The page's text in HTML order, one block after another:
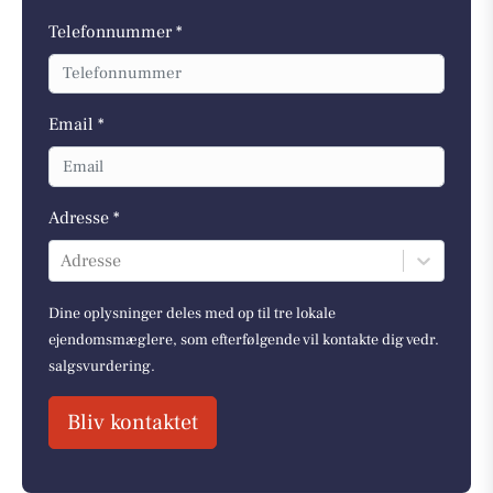
Telefonnummer *
Email *
Adresse *
Adresse
Dine oplysninger deles med op til tre lokale
ejendomsmæglere, som efterfølgende vil kontakte dig vedr.
salgsvurdering.
Bliv kontaktet